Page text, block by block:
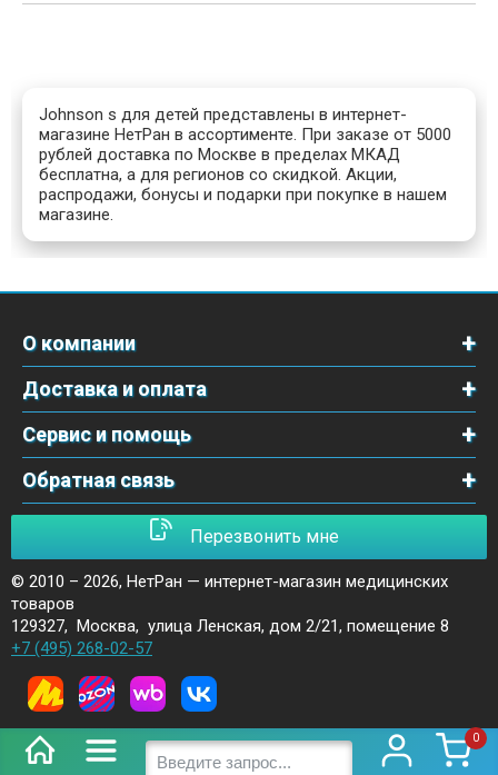
0
Johnson s для детей представлены в интернет-
магазине НетРан в ассортименте. При заказе от 5000
рублей доставка по Москве в пределах МКАД
бесплатна, а для регионов со скидкой. Акции,
распродажи, бонусы и подарки при покупке в нашем
магазине.
О компании
Доставка и оплата
Сервис и помощь
Обратная связь
Перезвонить мне
© 2010 – 2026, НетРан — интернет-магазин медицинских
товаров
129327, Москва, улица Ленская, дом 2/21, помещение 8
+7 (495) 268-02-57